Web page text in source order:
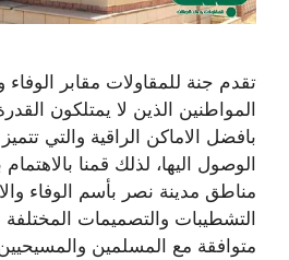
تقدم جنة للمقاولات مقابر الوفاء
المواطنين الذين لا يمتلكون
بافضل الاماكن الراقية والتي
الوصول اليها، لذلك قمنا
مناطق مدينة نصر بأسم الوفاء
التشطيبات والتصميمات
متوافقة مع المسلمين